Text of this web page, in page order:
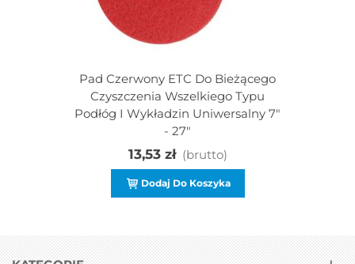
Pad Czerwony ETC Do Bieżącego
Czyszczenia Wszelkiego Typu
Podłóg I Wykładzin Uniwersalny 7"
- 27"
13,53 zł (brutto)
Dodaj Do Koszyka